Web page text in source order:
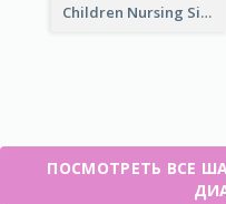
Children Nursing Sign Up Page With Isometric Diagram
ПОСМОТРЕТЬ ВСЕ